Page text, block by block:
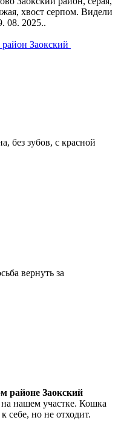
хвост серпом. Видели
08. 2025..
Заокский
без зубов, с красной
вернуть за
районе Заокский
нашем участке. Кошка
себе, но не отходит.